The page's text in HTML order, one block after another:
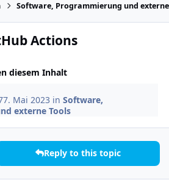
Software, Programmierung und
Actions
diesem Inhalt
7. Mai 2023 inSoftware,
externe Tools
Reply to this topic